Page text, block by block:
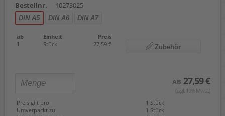
Bestellnr.
10273025
DIN A5 DIN A6 DIN A7
ab Einheit
Preis
1
Stück 27,59 € Zubehör
AB 27,59 €
(zzgl. 19% Mwst.)
Preis gilt pro
1 Stück
Umverpackt zu
1 Stück